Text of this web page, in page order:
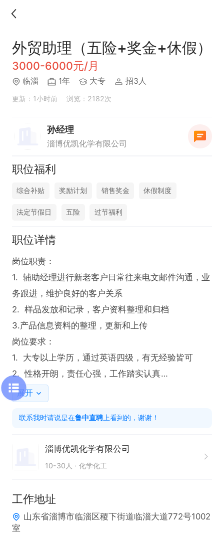
外贸助理（五险+奖金+休假）
3000-6000元/月
临淄 1年 大专 招3人
更新：1小时前 浏览：2182次
孙经理
淄博优凯化学有限公司
职位福利
综合补贴 奖励计划 销售奖金 休假制度
法定节假日 五险 过节福利
职位详情
岗位职责：
1.  辅助经理进行新老客户日常往来电文邮件沟通，业
务跟进，维护良好的客户关系
2.  样品发放和记录，客户资料整理和归档
3.产品信息资料的整理，更新和上传
岗位要求：
1.  大专以上学历，通过英语四级，有无经验皆可
2.  性格开朗，责任心强，工作踏实认真
薪资福利：3000-5000，缴纳保险，有节假日和双休
联系我时请说是在鲁中直聘看到的，谢谢
展开
联系我时请说是在鲁中直聘 上看到的，谢谢！
淄博优凯化学有限公司
10-30人 化学化工
工作地址
山东省淄博市临淄区稷下街道临淄大道772号1002
室